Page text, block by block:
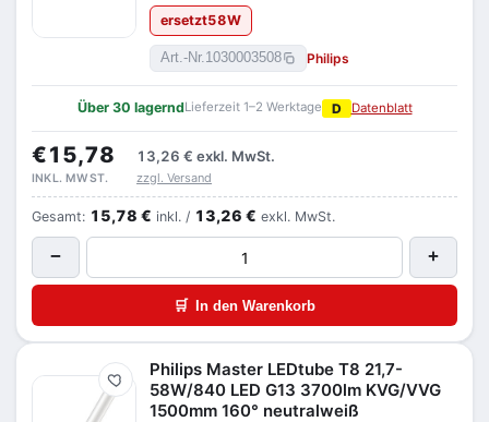
ersetzt58W
Art.-Nr.1030003508 Philips
Über 30 lagerndLieferzeit 1–2 Werktage D Datenblatt
€15,78 13,26 € exkl. MwSt.
INKL. MWST. zzgl. Versand
Gesamt: 15,78 € inkl. / 13,26 € exkl. MwSt.
− +
🛒 In den Warenkorb
Merken
Philips Master LEDtube T8 21,7-
58W/840 LED G13 3700lm KVG/VVG
1500mm 160° neutralweiß